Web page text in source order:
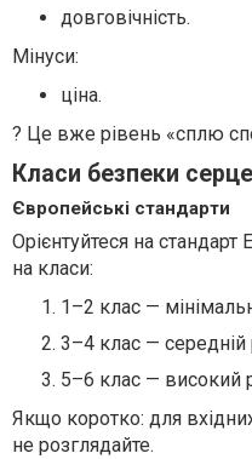
довговічність.
Мінуси:
ціна.
? Це вже рівень «сплю
Класи безпеки
Європейські стандарти
Орієнтуйтеся на стандарт
на класи:
1–2 клас —
3–4 клас — середній
5–6 клас — високий
Якщо коротко: для
не розглядайте.